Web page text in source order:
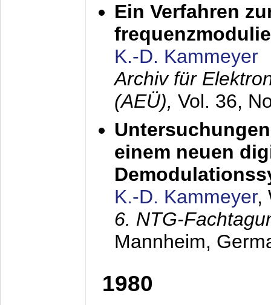
Ein Verfahren
K.-D. Kammeyer
Archiv für
(AEÜ), Vol. 36,
einem neuen
K.-D. Kammeyer,
6. NTG-
Mannheim,
1980